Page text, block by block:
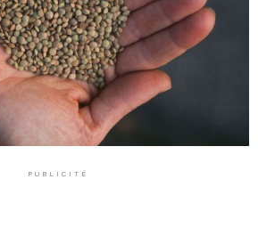
PUBLICITÉ